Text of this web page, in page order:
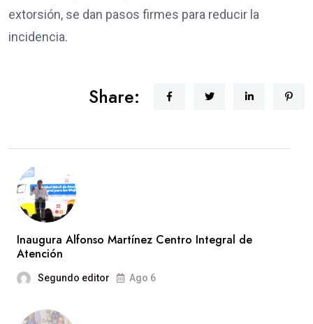
extorsión, se dan pasos firmes para reducir la
incidencia.
Share:
Inaugura Alfonso Martínez Centro Integral de
Atención
Segundo editor Ago 6